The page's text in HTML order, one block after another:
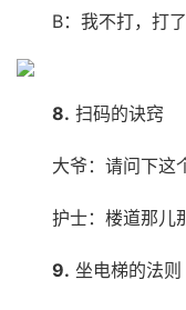
B：我不打，打
8. 扫码的诀窍
大爷：请问下这
护士：楼道那儿
9. 坐电梯的法则